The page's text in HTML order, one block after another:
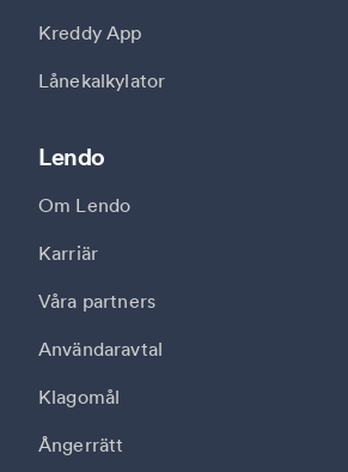
Kreddy App
Lånekalkylator
Lendo
Om Lendo
Karriär
Våra partners
Användaravtal
Klagomål
Ångerrätt